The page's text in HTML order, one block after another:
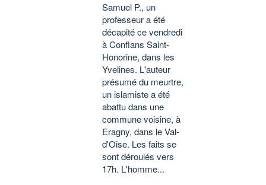
Samuel P., un
professeur a été
décapité ce vendredi
à Conflans Saint-
Honorine, dans les
Yvelines. L'auteur
présumé du meurtre,
un islamiste a été
abattu dans une
commune voisine, à
Eragny, dans le Val-
d'Oise. Les faits se
sont déroulés vers
17h. L'homme...